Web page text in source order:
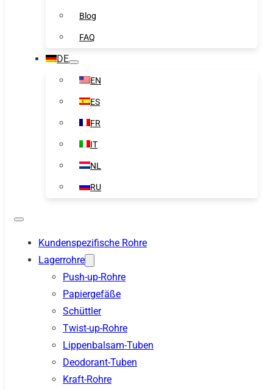
Blog
FAQ
DE
EN
ES
FR
IT
NL
RU
Kundenspezifische Rohre
Lagerrohre
Push-up-Rohre
Papiergefäße
Schüttler
Twist-up-Rohre
Lippenbalsam-Tuben
Deodorant-Tuben
Kraft-Rohre